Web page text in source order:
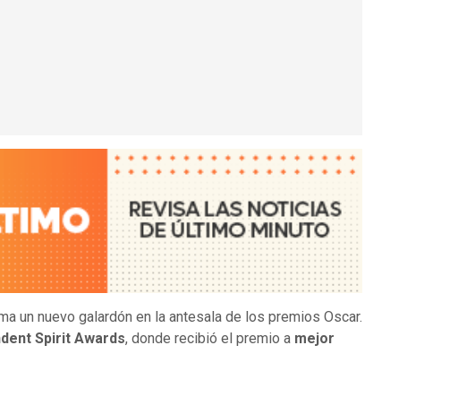
un nuevo galardón en la antesala de los premios Oscar.
Spirit Awards, donde recibió el premio a mejor